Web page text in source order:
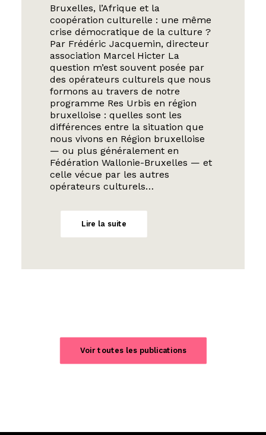
Bruxelles, l’Afrique et la
coopération culturelle : une même
crise démocratique de la culture ?
Par Frédéric Jacquemin, directeur
association Marcel Hicter La
question m’est souvent posée par
des opérateurs culturels que nous
formons au travers de notre
programme Res Urbis en région
bruxelloise : quelles sont les
différences entre la situation que
nous vivons en Région bruxelloise
— ou plus généralement en
Fédération Wallonie-Bruxelles — et
celle vécue par les autres
opérateurs culturels…
Lire la suite
Voir toutes les publications